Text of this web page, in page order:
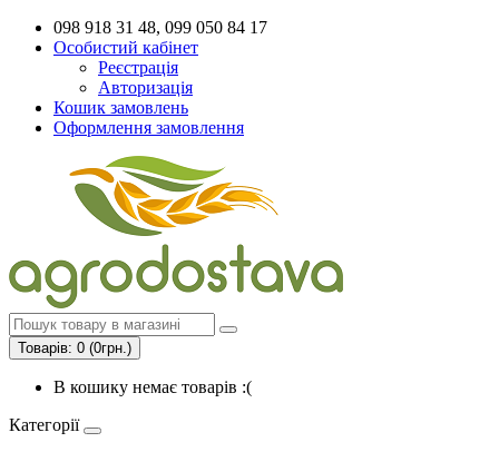
098 918 31 48, 099 050 84 17
Особистий кабінет
Реєстрація
Авторизація
Кошик замовлень
Оформлення замовлення
Товарів: 0 (0грн.)
В кошику немає товарів :(
Категорії